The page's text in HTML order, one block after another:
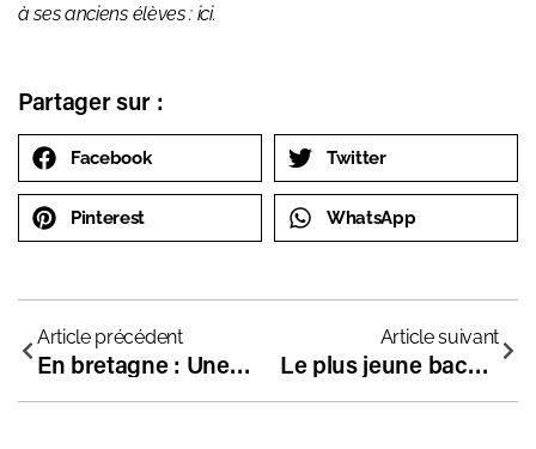
à ses anciens élèves : ici.
Partager sur :
Facebook Twitter
Pinterest WhatsApp
Article précédent
En bretagne : Une ancienne enseignante de ZEP est aujourd’hui directrice d’une école indépendante !
Article suivant
Le plus jeune bachelier de France ? Élève d’une école libre !